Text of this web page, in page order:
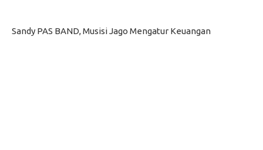
Sandy PAS BAND, Musisi Jago Mengatur Keuangan